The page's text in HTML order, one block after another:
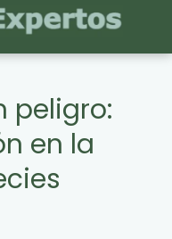
peligro:
en la